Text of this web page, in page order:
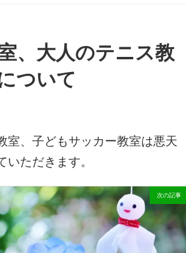
、大人のテニス教
ついて
室、子どもサッカー教室は悪天
ただきます。
次の記事